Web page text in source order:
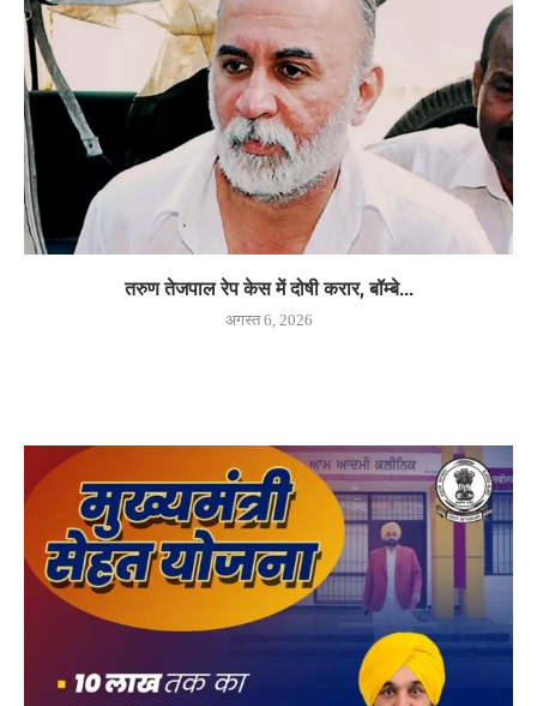
तरुण तेजपाल रेप केस में दोषी करार, बॉम्बे...
अगस्त 6, 2026